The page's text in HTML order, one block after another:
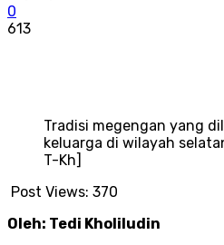
0
613
Tradisi megengan yang
keluarga di wilayah
T-Kh]
Post Views: 370
Oleh: Tedi Kholiludin